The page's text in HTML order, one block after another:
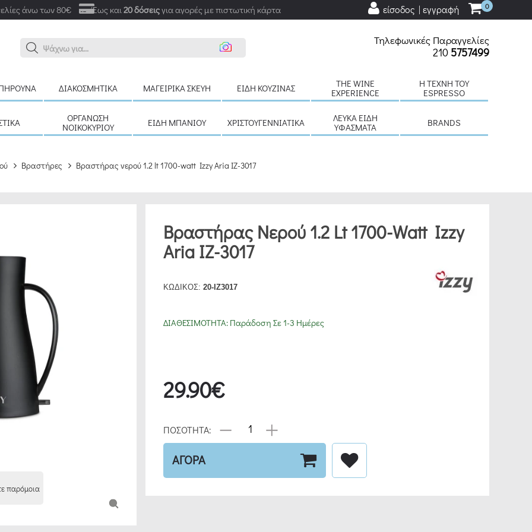
άνω των 80€ Έως και20 δόσειςγια αγορές με πιστωτική κάρτα 0
είσοδος | εγγραφή
Αναζήτ
Τηλεφωνικές Παραγγελίες
210 5757499
ΔΙΑΚΟΣΜΗΤΙΚΆ ΜΑΓΕΙΡΙΚΆ ΣΚΕΎΗ ΕΊΔΗ ΚΟΥΖΊΝΑΣ
THE WINE
EXPERIENCE
H ΤΈΧΝΗ ΤΟΥ
ESPRESSO
ΟΡΓΆΝΩΣΗ
ΝΟΙΚΟΚΥΡΙΟΎ
ΕΊΔΗ ΜΠΆΝΙΟΥ ΧΡΙΣΤΟΥΓΕΝΝΙΆΤΙΚΑ
ΛΕΥΚΆ ΕΊΔΗ
ΥΦΆΣΜΑΤΑ
BRANDS
Βραστήρες Βραστήρας νερού 1.2 lt 1700-watt Izzy Aria ΙΖ-3017
παρόμοια
Βραστήρας Νερού 1.2 Lt 1700-Watt Izzy
Aria ΙΖ-3017
ΚΩΔΙΚΟΣ: 20-IZ3017
ΔΙΑΘΕΣΙΜΟΤΗΤΑ: Παράδοση Σε 1-3 Ημέρες
29.90€
ΠΟΣΟΤΗΤΑ:
ΑΓΟΡΑ